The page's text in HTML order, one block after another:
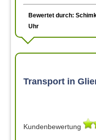
Bewertet durch:
Uhr
Transport in
Kundenbewertung